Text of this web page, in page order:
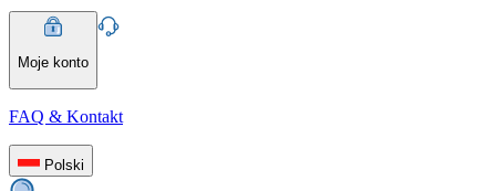
Moje konto
FAQ & Kontakt
Polski